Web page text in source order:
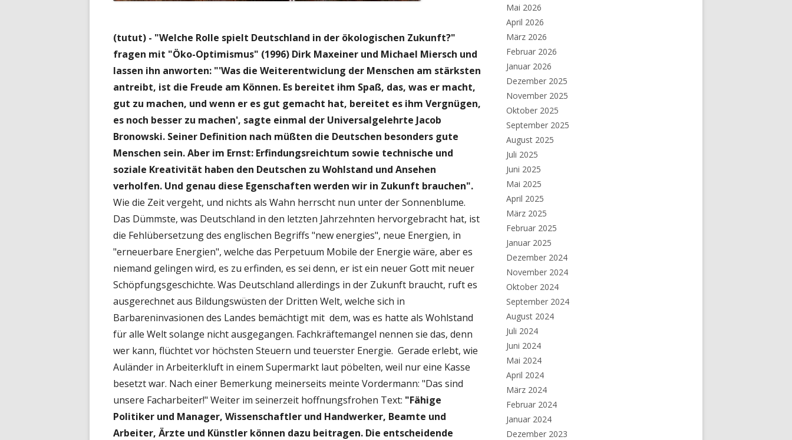
(tutut) - "Welche Rolle spielt Deutschland in der ökologischen Zukunft?"
fragen mit "Öko-Optimismus" (1996) Dirk Maxeiner und Michael Miersch und
lassen ihn anworten: "'Was die Weiterentwiclung der Menschen am stärksten
antreibt, ist die Freude am Können. Es bereitet ihm Spaß, das, was er macht,
gut zu machen, und wenn er es gut gemacht hat, bereitet es ihm Vergnügen,
es noch besser zu machen', sagte einmal der Universalgelehrte Jacob
Bronowski. Seiner Definition nach müßten die Deutschen besonders gute
Menschen sein. Aber im Ernst: Erfindungsreichtum sowie technische und
soziale Kreativität haben den Deutschen zu Wohlstand und Ansehen
verholfen. Und genau diese Egenschaften werden wir in Zukunft brauchen".
Wie die Zeit vergeht, und nichts als Wahn herrscht nun unter der Sonnenblume.
Das Dümmste, was Deutschland in den letzten Jahrzehnten hervorgebracht hat, ist
die Fehlübersetzung des englischen Begriffs "new energies", neue Energien, in
"erneuerbare Energien", welche das Perpetuum Mobile der Energie wäre, aber es
niemand gelingen wird, es zu erfinden, es sei denn, er ist ein neuer Gott mit neuer
Schöpfungsgeschichte. Was Deutschland allerdings in der Zukunft braucht, ruft es
ausgerechnet aus Bildungswüsten der Dritten Welt, welche sich in
Barbareninvasionen des Landes bemächtigt mit dem, was es hatte als Wohlstand
für alle Welt solange nicht ausgegangen. Fachkräftemangel nennen sie das, denn
wer kann, flüchtet vor höchsten Steuern und teuerster Energie. Gerade erlebt, wie
Auländer in Arbeiterkluft in einem Supermarkt laut pöbelten, weil nur eine Kasse
besetzt war. Nach einer Bemerkung meinerseits meinte Vordermann: "Das sind
unsere Facharbeiter!" Weiter im seinerzeit hoffnungsfrohen Text: "Fähige
Politiker und Manager, Wissenschaftler und Handwerker, Beamte und
Arbeiter, Ärzte und Künstler können dazu beitragen. Die entscheidende
Mai 2026
April 2026
März 2026
Februar 2026
Januar 2026
Dezember 2025
November 2025
Oktober 2025
September 2025
August 2025
Juli 2025
Juni 2025
Mai 2025
April 2025
März 2025
Februar 2025
Januar 2025
Dezember 2024
November 2024
Oktober 2024
September 2024
August 2024
Juli 2024
Juni 2024
Mai 2024
April 2024
März 2024
Februar 2024
Januar 2024
Dezember 2023